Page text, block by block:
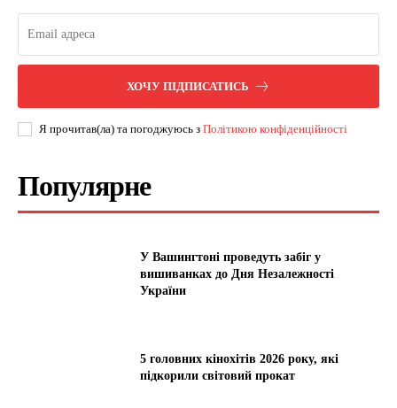
ХОЧУ ПІДПИСАТИСЬ
Я прочитав(ла) та погоджуюсь з Політикою конфіденційності
Популярне
У Вашингтоні проведуть забіг у
вишиванках до Дня Незалежності
України
5 головних кінохітів 2026 року, які
підкорили світовий прокат